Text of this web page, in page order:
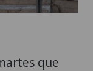
que